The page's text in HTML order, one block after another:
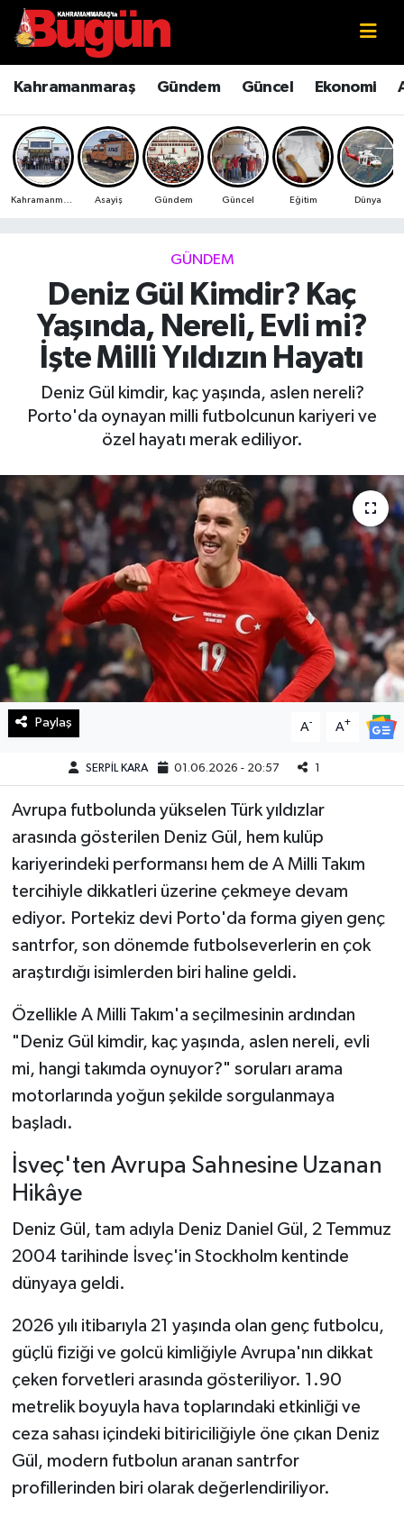
Kahramanmaraş Gündem Güncel Ekonomi
Asayiş Gündem Güncel Eğitim Dünya
GÜNDEM
Deniz Gül Kimdir? Kaç
Yaşında, Nereli, Evli mi?
İşte Milli Yıldızın Hayatı
Deniz Gül kimdir, kaç yaşında, aslen nereli?
Porto'da oynayan milli futbolcunun kariyeri ve
özel hayatı merak ediliyor.
Paylaş A- A+
SERPİL KARA 01.06.2026 - 20:57 1
Avrupa futbolunda yükselen Türk yıldızlar
arasında gösterilen Deniz Gül, hem kulüp
kariyerindeki performansı hem de A Milli Takım
tercihiyle dikkatleri üzerine çekmeye devam
ediyor. Portekiz devi Porto'da forma giyen genç
santrfor, son dönemde futbolseverlerin en çok
araştırdığı isimlerden biri haline geldi.
Özellikle A Milli Takım'a seçilmesinin ardından
"Deniz Gül kimdir, kaç yaşında, aslen nereli, evli
mi, hangi takımda oynuyor?" soruları arama
motorlarında yoğun şekilde sorgulanmaya
başladı.
İsveç'ten Avrupa Sahnesine Uzanan
Hikâye
Deniz Gül, tam adıyla Deniz Daniel Gül, 2 Temmuz
2004 tarihinde İsveç'in Stockholm kentinde
dünyaya geldi.
2026 yılı itibarıyla 21 yaşında olan genç futbolcu,
güçlü fiziği ve golcü kimliğiyle Avrupa'nın dikkat
çeken forvetleri arasında gösteriliyor. 1.90
metrelik boyuyla hava toplarındaki etkinliği ve
ceza sahası içindeki bitiriciliğiyle öne çıkan Deniz
Gül, modern futbolun aranan santrfor
profillerinden biri olarak değerlendiriliyor.
Kahramanmaraş
Kahramanmaraş Sokak Röportajları
Bilim ve Teknoloji
Çevre
Ekonomi
Genel
Güncel
Haberde İnsan
Kültür Sanat
Magazin
Manşet Altı
Manşetler
Resmi İlan
Sağlık
Spor
SürManşet
Teknoloji
Yaşam
KAHRAMANMARAŞ
Kahramanmaraş Nöbetçi Eczaneler
Kahramanmaraş Hava Durumu
Kahramanmaraş Namaz Vakitleri
Kahramanmaraş Trafik Yoğunluk Haritası
Süper Lig Puan Durumu ve Fikstür
Tüm Manşetler
Son Dakika Haberleri
Haber Arşivi